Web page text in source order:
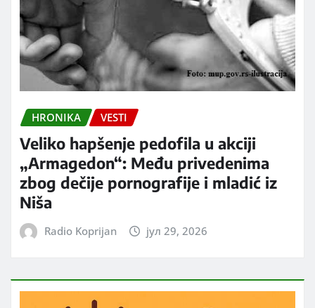
HRONIKA VESTI
Veliko hapšenje pedofila u akciji
„Armagedon“: Među privedenima
zbog dečije pornografije i mladić iz
Niša
Radio Koprijan јул 29, 2026